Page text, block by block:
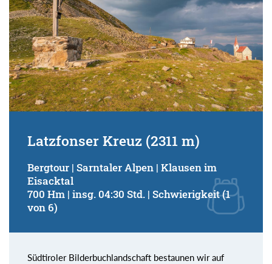
Latzfonser Kreuz (2311 m)
Bergtour | Sarntaler Alpen | Klausen im
Eisacktal
700 Hm | insg. 04:30 Std. | Schwierigkeit (1
von 6)
Südtiroler Bilderbuchlandschaft bestaunen wir auf